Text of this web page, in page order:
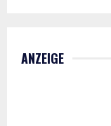
ANZEIGE